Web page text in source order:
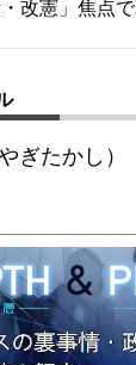
改憲」焦点
ぎたかし）